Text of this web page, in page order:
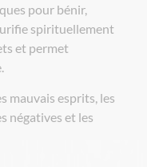
pour bénir,
spirituellement
et permet
mauvais esprits, les
négatives et les